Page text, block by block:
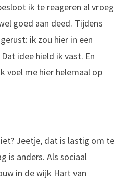
ik te reageren al vroeg
goed aan deed. Tijdens
ik zou hier in een
idee hield ik vast. En
voel me hier helemaal op
Jeetje, dat is lastig om te
is anders. Als sociaal
in de wijk Hart van